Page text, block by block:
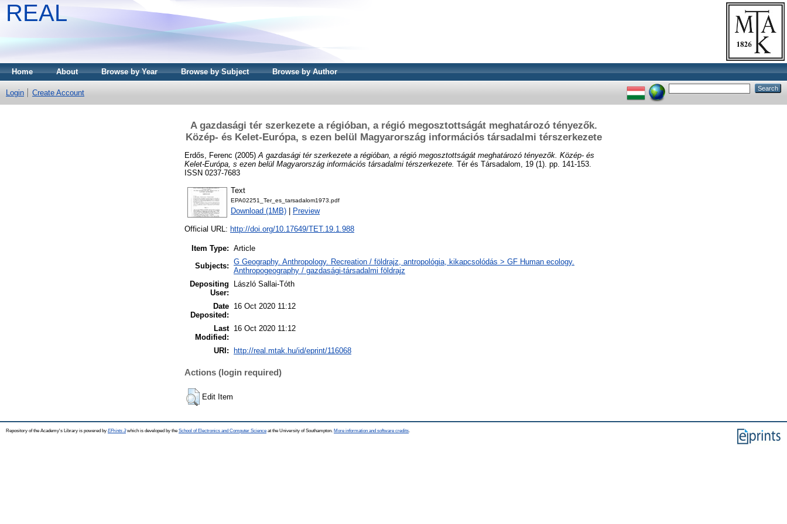
REAL
Home About Browse by Year Browse by Subject Browse by Author
Login Create Account
A gazdasági tér szerkezete a régióban, a régió megosztottságát meghatározó tényezők.
Közép- és Kelet-Európa, s ezen belül Magyarország információs társadalmi térszerkezete
Erdős, Ferenc (2005) A gazdasági tér szerkezete a régióban, a régió megosztottságát meghatározó tényezők. Közép- és
Kelet-Európa, s ezen belül Magyarország információs társadalmi térszerkezete. Tér és Társadalom, 19 (1). pp. 141-153.
ISSN 0237-7683
Text
EPA02251_Ter_es_tarsadalom1973.pdf
Download (1MB) Preview
Official URL: http://doi.org/10.17649/TET.19.1.988
Item Type: Article
Subjects: G Geography. Anthropology. Recreation / földrajz, antropológia, kikapcsolódás > GF Human ecology.
Anthropogeography / gazdasági-társadalmi földrajz
Depositing
User:
László Sallai-Tóth
Date
Deposited:
16 Oct 2020 11:12
Last
Modified:
16 Oct 2020 11:12
URI: http://real.mtak.hu/id/eprint/116068
Actions (login required)
Edit Item
Repository of the Academy's Library is powered by EPrints 3which is developed by the School of Electronics and Computer Science at the University of Southampton. More information and software credits